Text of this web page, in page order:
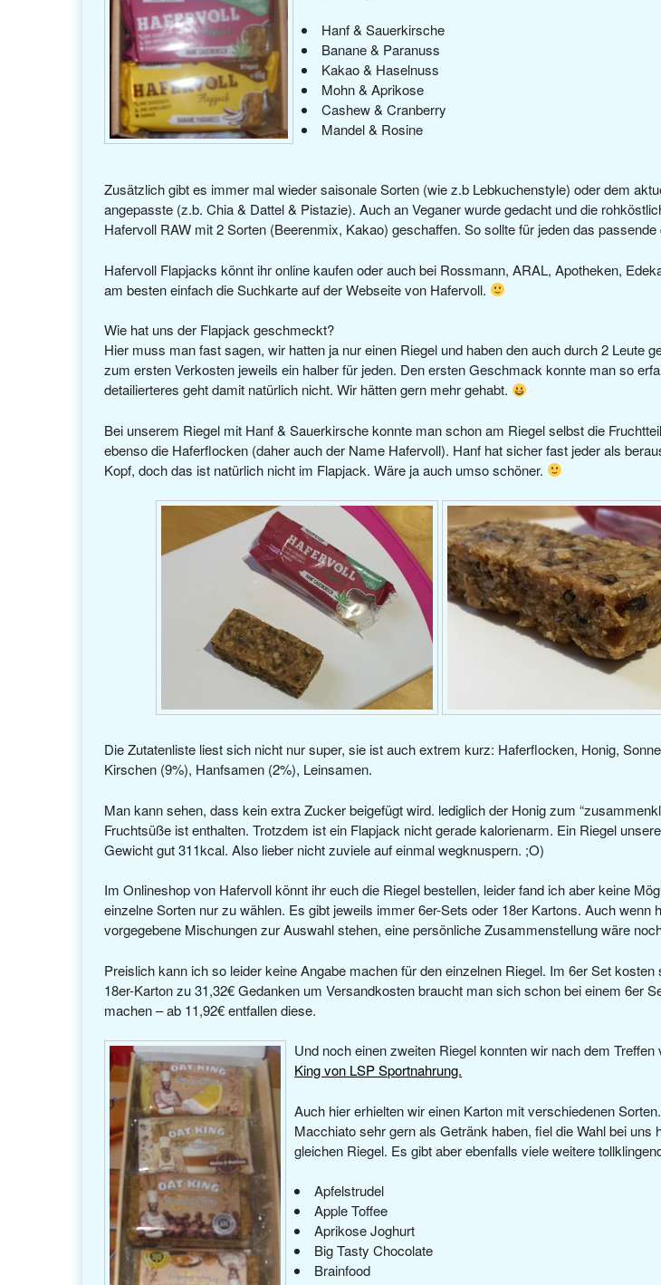
Hanf & Sauerkirsche
Banane & Paranuss
Kakao & Haselnuss
Mohn & Aprikose
Cashew & Cranberry
Mandel & Rosine
Zusätzlich gibt es immer mal wieder saisonale Sorten (wie z.b Lebkuchenstyle) oder dem
angepasste (z.b. Chia & Dattel & Pistazie). Auch an Veganer wurde gedacht und die
Hafervoll RAW mit 2 Sorten (Beerenmix, Kakao) geschaffen. So sollte für jeden das passende
Hafervoll Flapjacks könnt ihr online kaufen oder auch bei Rossmann, ARAL, Apotheken,
am besten einfach die Suchkarte auf der Webseite von Hafervoll.
Wie hat uns der Flapjack geschmeckt?
Hier muss man fast sagen, wir hatten ja nur einen Riegel und haben den auch durch 2 Leute
zum ersten Verkosten jeweils ein halber für jeden. Den ersten Geschmack konnte man so
detailierteres geht damit natürlich nicht. Wir hätten gern mehr gehabt.
Bei unserem Riegel mit Hanf & Sauerkirsche konnte man schon am Riegel selbst die
ebenso die Haferflocken (daher auch der Name Hafervoll). Hanf hat sicher fast jeder als
Kopf, doch das ist natürlich nicht im Flapjack. Wäre ja auch umso schöner.
Die Zutatenliste liest sich nicht nur super, sie ist auch extrem kurz: Haferflocken, Honig,
Kirschen (9%), Hanfsamen (2%), Leinsamen.
Man kann sehen, dass kein extra Zucker beigefügt wird. lediglich der Honig zum
Fruchtsüße ist enthalten. Trotzdem ist ein Flapjack nicht gerade kalorienarm. Ein Riegel
Gewicht gut 311kcal. Also lieber nicht zuviele auf einmal wegknuspern. ;O)
Im Onlineshop von Hafervoll könnt ihr euch die Riegel bestellen, leider fand ich aber keine
einzelne Sorten nur zu wählen. Es gibt jeweils immer 6er-Sets oder 18er Kartons. Auch wenn
vorgegebene Mischungen zur Auswahl stehen, eine persönliche Zusammenstellung wäre
Preislich kann ich so leider keine Angabe machen für den einzelnen Riegel. Im 6er Set kosten
18er-Karton zu 31,32€ Gedanken um Versandkosten braucht man sich schon bei einem 6er
machen – ab 11,92€ entfallen diese.
Und noch einen zweiten Riegel konnten wir nach dem
King von LSP Sportnahrung.
Auch hier erhielten wir einen Karton mit verschiedenen
Macchiato sehr gern als Getränk haben, fiel die Wahl bei uns
gleichen Riegel. Es gibt aber ebenfalls viele weitere
Apfelstrudel
Apple Toffee
Aprikose Joghurt
Big Tasty Chocolate
Brainfood